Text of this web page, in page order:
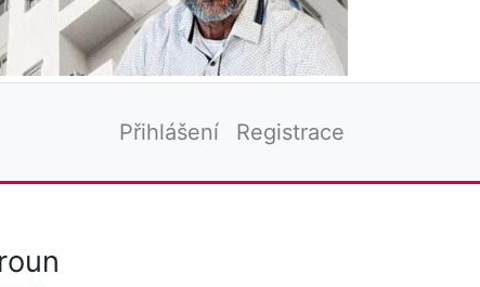
Přihlášení Registrace